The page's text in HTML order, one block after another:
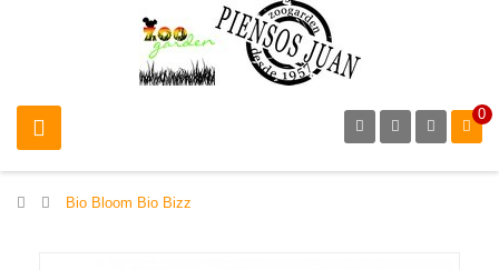
0
> Bio Bloom Bio Bizz